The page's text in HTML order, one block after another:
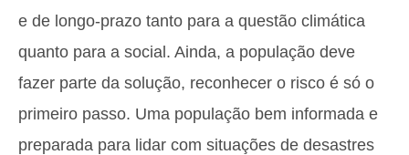
e de longo-prazo tanto para a questão climática
quanto para a social. Ainda, a população deve
fazer parte da solução, reconhecer o risco é só o
primeiro passo. Uma população bem informada e
preparada para lidar com situações de desastres